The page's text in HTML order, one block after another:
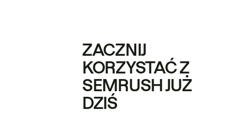
ZACZNIJ
KORZYSTAĆ Z
SEMRUSH JUŻ
DZIŚ